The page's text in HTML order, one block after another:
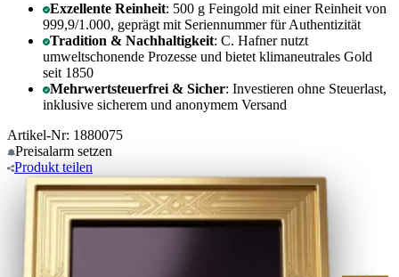
Exzellente Reinheit: 500 g Feingold mit einer Reinheit von
999,9/1.000, geprägt mit Seriennummer für Authentizität
Tradition & Nachhaltigkeit: C. Hafner nutzt
umweltschonende Prozesse und bietet klimaneutrales Gold
seit 1850
Mehrwertsteuerfrei & Sicher: Investieren ohne Steuerlast,
inklusive sicherem und anonymem Versand
Artikel-Nr: 1880075
Preisalarm setzen
Produkt teilen